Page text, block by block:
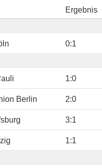
Ergebnis
0:1
1:0
Berlin 2:0
3:1
1:1